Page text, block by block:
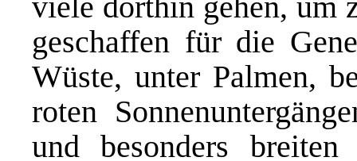
geschaffen für die
Wüste, unter Palmen,
roten
und besonders